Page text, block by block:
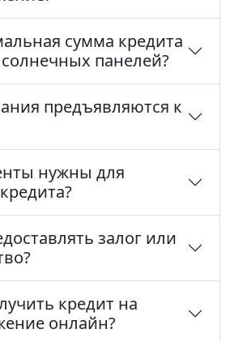
сумма кредита
солнечных панелей?
предъявляются к
нужны для
залог или
кредит на
онлайн?